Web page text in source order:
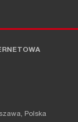
Polska